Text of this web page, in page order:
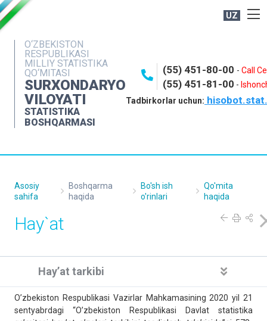
UZ
O‘ZBEKISTON
RESPUBLIKASI
MILLIY STATISTIKA
QO‘MITASI
SURXONDARYO
VILOYATI
STATISTIKA
BOSHQARMASI
(55) 451-80-00 -Call
(55) 451-81-00 -
Tadbirkorlar uchun:
OCHIQ MA'LUMOTLAR
NASHRLAR
INTERAKTIV XIZMATLAR
MATBUOT XIZMATI
Asosiy
sahifa
Boshqarma
haqida
Bo'sh ish
o'rinlari
Qo'mita
haqida
Hay`at
Hay’at tarkibi
O’zbekiston Respublikasi Vazirlar Mahkamasining 2020 yil 21
sentyabrdagi “O’zbekiston Respublikasi Davlat statistika